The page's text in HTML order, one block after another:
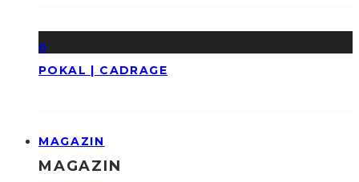
0
POKAL | CADRAGE
MAGAZIN
MAGAZIN